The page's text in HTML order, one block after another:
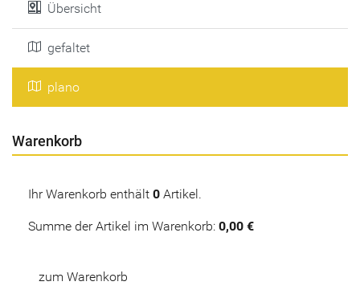
Übersicht
gefaltet
plano
Warenkorb
Ihr Warenkorb enthält 0 Artikel.
Summe der Artikel im Warenkorb: 0,00 €
zum Warenkorb